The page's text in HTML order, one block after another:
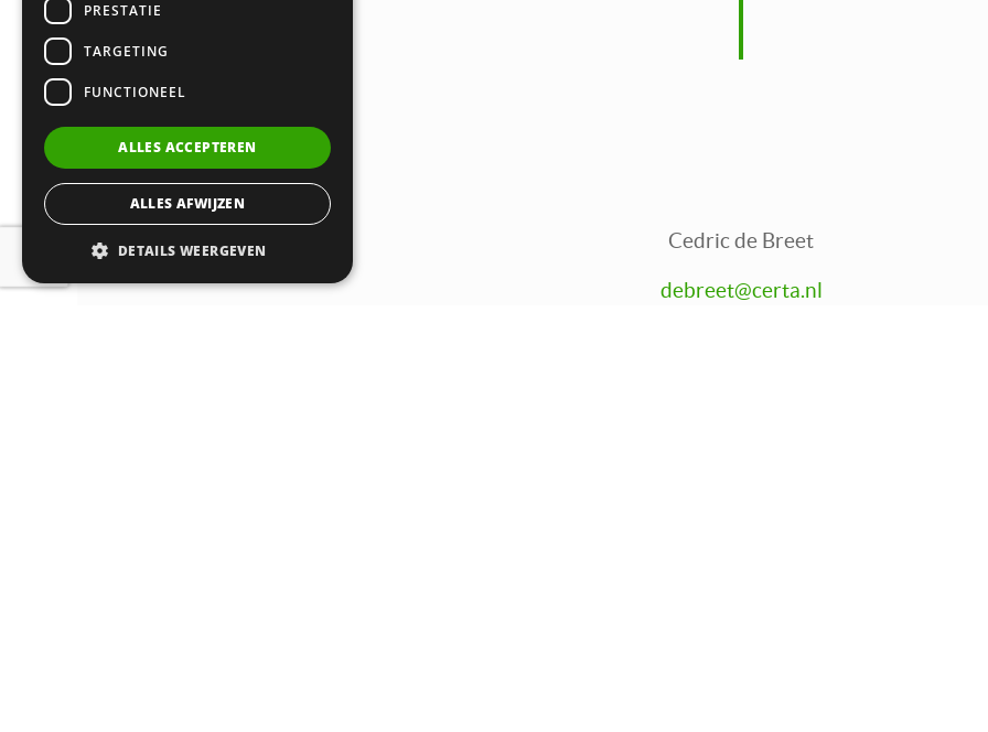
Cedric de Breet
debreet@certa.nl
KvK: 34342484 | BTW nr:
8208.79.368.B01
© 2026CERTA| Realisatie: Probu
&
PRESTATIE
TARGETING
FUNCTIONEEL
ALLES ACCEPTEREN
ALLES AFWIJZEN
DETAILS WEERGEVEN